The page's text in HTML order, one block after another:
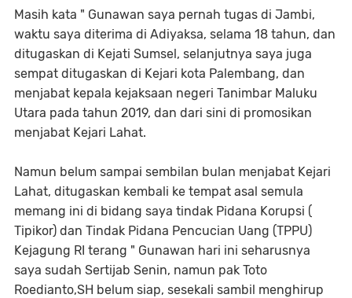
Masih kata " Gunawan saya pernah tugas di Jambi,
waktu saya diterima di Adiyaksa, selama 18 tahun, dan
ditugaskan di Kejati Sumsel, selanjutnya saya juga
sempat ditugaskan di Kejari kota Palembang, dan
menjabat kepala kejaksaan negeri Tanimbar Maluku
Utara pada tahun 2019, dan dari sini di promosikan
menjabat Kejari Lahat.
Namun belum sampai sembilan bulan menjabat Kejari
Lahat, ditugaskan kembali ke tempat asal semula
memang ini di bidang saya tindak Pidana Korupsi (
Tipikor) dan Tindak Pidana Pencucian Uang (TPPU)
Kejagung RI terang " Gunawan hari ini seharusnya
saya sudah Sertijab Senin, namun pak Toto
Roedianto,SH belum siap, sesekali sambil menghirup